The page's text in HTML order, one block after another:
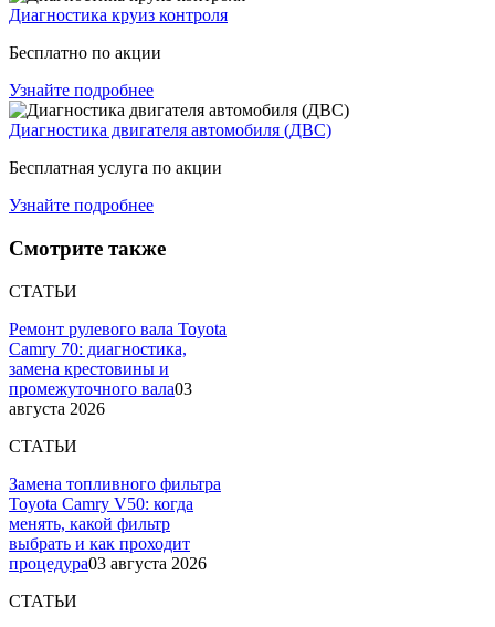
Диагностика круиз контроля
Бесплатно по акции
Узнайте подробнее
Диагностика двигателя автомобиля (ДВС)
Бесплатная услуга по акции
Узнайте подробнее
Смотрите также
СТАТЬИ
Ремонт рулевого вала Toyota
Camry 70: диагностика,
замена крестовины и
промежуточного вала03
августа 2026
СТАТЬИ
Замена топливного фильтра
Toyota Camry V50: когда
менять, какой фильтр
выбрать и как проходит
процедура03 августа 2026
СТАТЬИ